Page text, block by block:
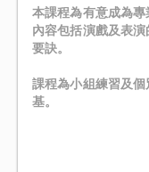
本課程為有意成為
內容包括演戲及表
要訣。
課程為小組練習及
基。